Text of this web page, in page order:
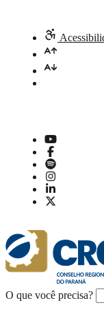
O que você precisa?